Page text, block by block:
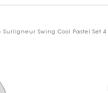
› Surligneur Swing Cool Pastel Set